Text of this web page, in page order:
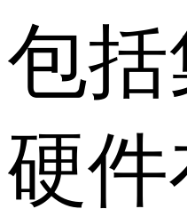
包
硬